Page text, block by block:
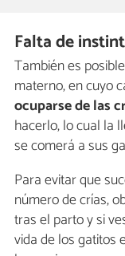
Falta de
También es
materno, en cuyo
ocuparse de las
hacerlo, lo cual la
se comerá a sus
Para evitar que
número de crías,
tras el parto y si
vida de los gatitos